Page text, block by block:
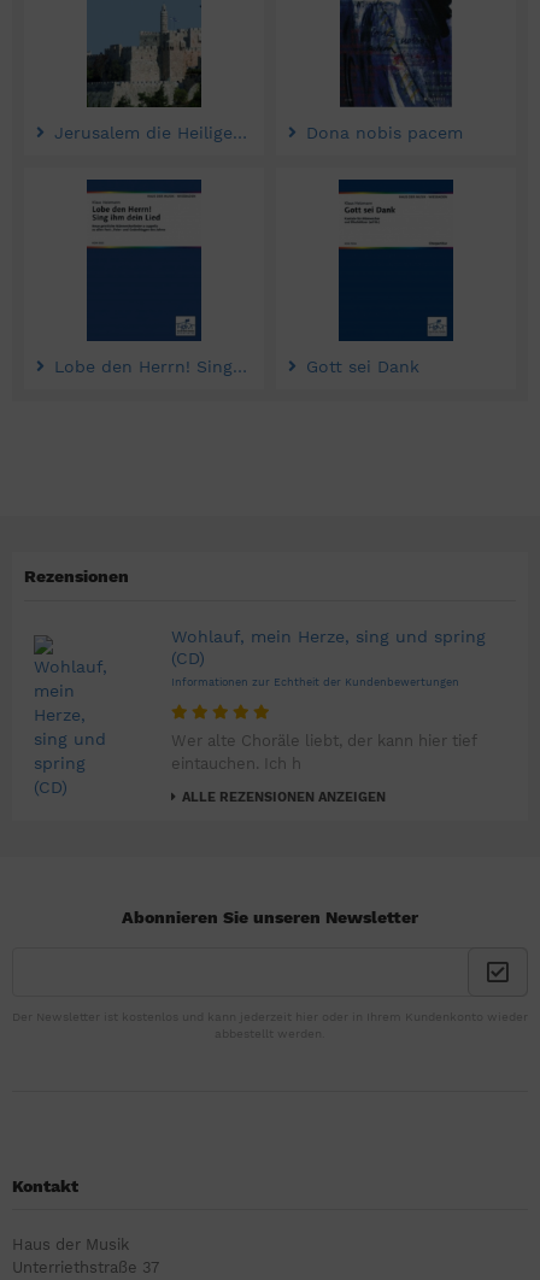
Jerusalem die Heilige Stadt Dona nobis pacem
Lobe den Herrn! Sing ihm dein Lied Gott sei Dank
Rezensionen
Wohlauf, mein Herze, sing und spring
(CD)
Informationen zur Echtheit der Kundenbewertungen
Wer alte Choräle liebt, der kann hier tief
eintauchen. Ich h
ALLE REZENSIONEN ANZEIGEN
Abonnieren Sie unseren Newsletter
Der Newsletter ist kostenlos und kann jederzeit hier oder in Ihrem Kundenkonto wieder
abbestellt werden.
Kontakt
Haus der Musik
Unterriethstraße 37